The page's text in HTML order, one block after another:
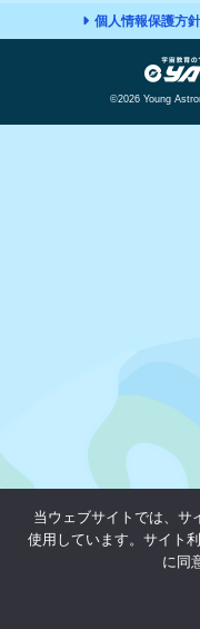
個人情報保護方針
©2026 Young
当ウェブサイトでは、
使用しています。サイト
に同